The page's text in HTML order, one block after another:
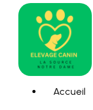
Accueil
Panneau de gestion